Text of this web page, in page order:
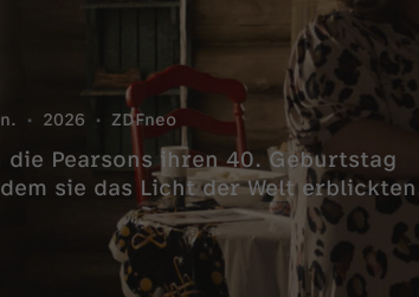
2026 ZDFneo
Pearsons ihren 40. Geburtstag
sie das Licht der Welt